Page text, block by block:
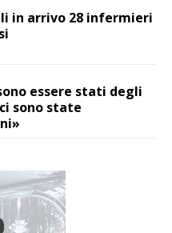
in arrivo 28 infermieri
essere stati degli
sono state